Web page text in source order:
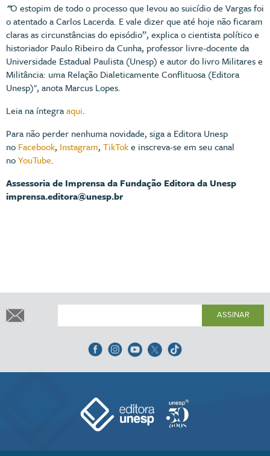
"O estopim de todo o processo que levou ao suicídio de Vargas foi
o atentado a Carlos Lacerda. E vale dizer que até hoje não ficaram
claras as circunstâncias do episódio”, explica o cientista político e
historiador Paulo Ribeiro da Cunha, professor livre-docente da
Universidade Estadual Paulista (Unesp) e autor do livro Militares e
Militância: uma Relação Dialeticamente Conflituosa (Editora
Unesp)", anota Marcus Lopes.
Leia na íntegraaqui.
Para não perder nenhuma novidade, siga a Editora Unesp
no Facebook, Instagram, TikToke inscreva-se em seu canal
noYouTube.
Assessoria de Imprensa da Fundação Editora da Unesp
imprensa.editora@unesp.br
ASSINAR